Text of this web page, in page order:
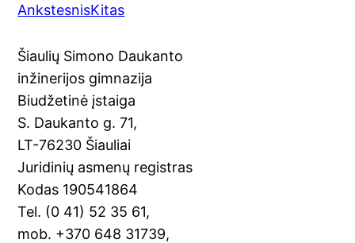
c
e
b
o
o
k
o
gl
e
Tr
a
n
sl
at
e
er
e
st
l
AnkstesnisKitas
Šiaulių Simono Daukanto
inžinerijos gimnazija
Biudžetinė įstaiga
S. Daukanto g. 71,
LT-76230 Šiauliai
Juridinių asmenų registras
Kodas 190541864
Tel. (0 41) 52 35 61,
mob. +370 648 31739,